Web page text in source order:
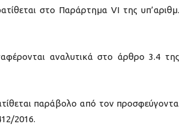
στο Παράρτημα VΙ της υπ’αριθμ.
αναλυτικά στο άρθρο 3.4 της
παράβολο από τον προσφεύγοντα
2016.